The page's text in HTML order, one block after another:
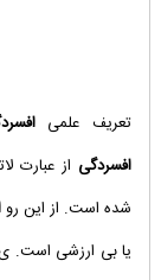
تعریف علمی
افسردگی
شده است. از این رو
یا بی ارزشی است.